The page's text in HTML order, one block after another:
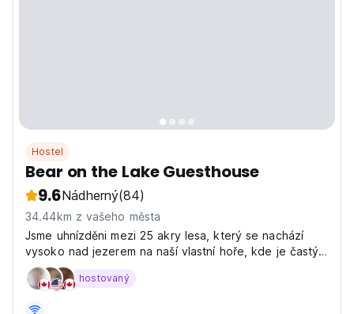
Hostel
Bear on the Lake Guesthouse
9.6Nádherný(84)
34.44km z vašeho města
Jsme uhnízděni mezi 25 akry lesa, který se nachází
vysoko nad jezerem na naší vlastní hoře, kde je častý
pohled na létající orly.
hostovaný